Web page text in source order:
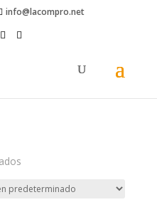
info@lacompro.net